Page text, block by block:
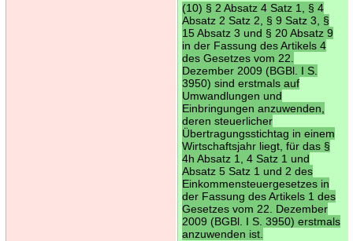
(10) § 2 Absatz 4 Satz 1, § 4
Absatz 2 Satz 2, § 9 Satz 3, §
15 Absatz 3 und § 20 Absatz 9
in der Fassung des Artikels 4
des Gesetzes vom 22.
Dezember 2009 (BGBl. I S.
3950) sind erstmals auf
Umwandlungen und
Einbringungen anzuwenden,
deren steuerlicher
Übertragungsstichtag in einem
Wirtschaftsjahr liegt, für das §
4h Absatz 1, 4 Satz 1 und
Absatz 5 Satz 1 und 2 des
Einkommensteuergesetzes in
der Fassung des Artikels 1 des
Gesetzes vom 22. Dezember
2009 (BGBl. I S. 3950) erstmals
anzuwenden ist.